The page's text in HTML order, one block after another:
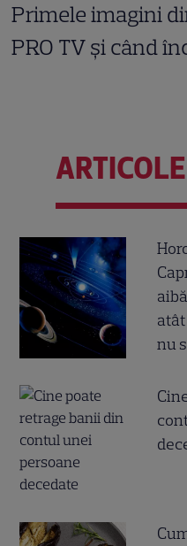
Primele imagini
PRO TV și când
nu